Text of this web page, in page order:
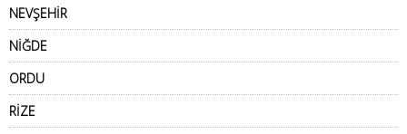
NEVŞEHİR
NİĞDE
ORDU
RİZE